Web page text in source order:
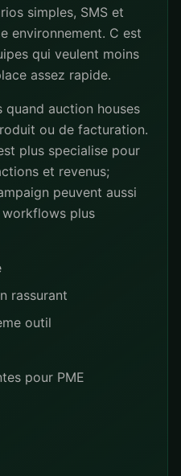
simples, SMS et
environnement. C est
qui veulent moins
assez rapide.
quand auction houses
ou de facturation.
plus specialise pour
et revenus;
peuvent aussi
workflows plus
rassurant
outil
pour PME